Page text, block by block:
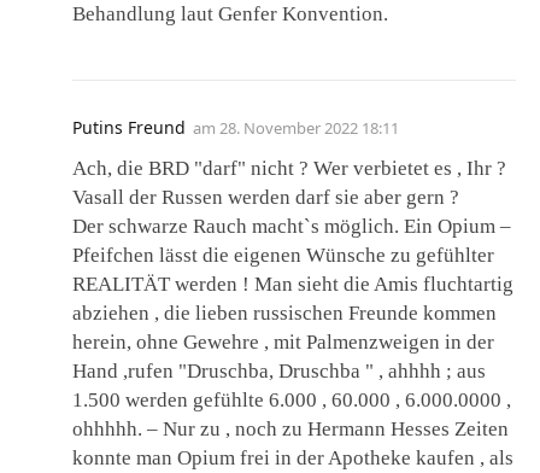
Behandlung laut Genfer Konvention.
Putins Freund am 28. November 2022 18:11
Ach, die BRD "darf" nicht ? Wer verbietet es , Ihr ?
Vasall der Russen werden darf sie aber gern ?
Der schwarze Rauch macht`s möglich. Ein Opium –
Pfeifchen lässt die eigenen Wünsche zu gefühlter
REALITÄT werden ! Man sieht die Amis fluchtartig
abziehen , die lieben russischen Freunde kommen
herein, ohne Gewehre , mit Palmenzweigen in der
Hand ,rufen "Druschba, Druschba " , ahhhh ; aus
1.500 werden gefühlte 6.000 , 60.000 , 6.000.0000 ,
ohhhhh. – Nur zu , noch zu Hermann Hesses Zeiten
konnte man Opium frei in der Apotheke kaufen , als